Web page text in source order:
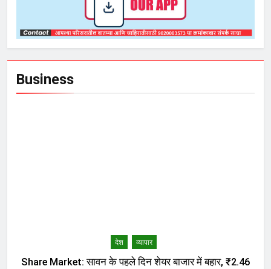
Business
देश व्यापार
Share Market: सावन के पहले दिन शेयर बाजार में बहार, ₹2.46